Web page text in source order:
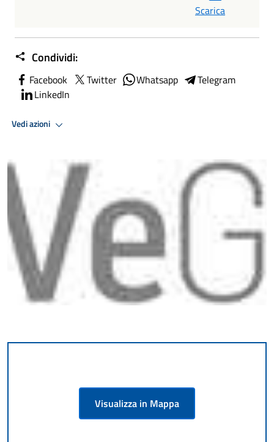
Scarica
Condividi:
Facebook Twitter Whatsapp
Telegram
LinkedIn
Vedi azioni
Visualizza in Mappa